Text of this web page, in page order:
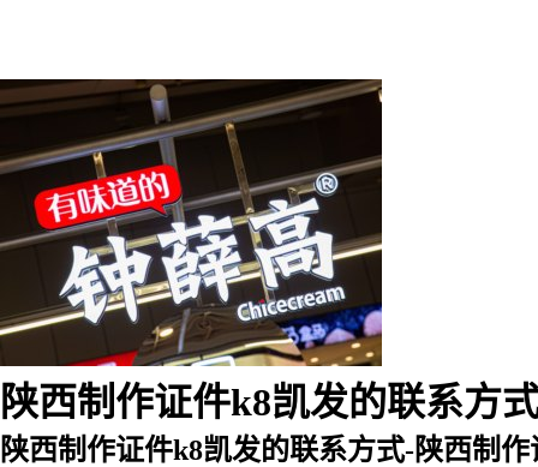
陕西制作证件k8凯发的联系方
陕西制作证件k8凯发的联系方式-陕西制